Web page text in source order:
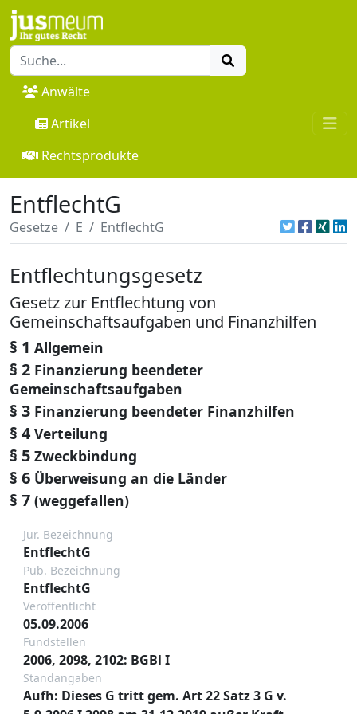
Anwälte
Artikel
Rechtsprodukte
EntflechtG
Gesetze E EntflechtG
Entflechtungsgesetz
Gesetz zur Entflechtung von
Gemeinschaftsaufgaben und Finanzhilfen
§ 1 Allgemein
§ 2 Finanzierung beendeter
Gemeinschaftsaufgaben
§ 3 Finanzierung beendeter Finanzhilfen
§ 4 Verteilung
§ 5 Zweckbindung
§ 6 Überweisung an die Länder
§ 7 (weggefallen)
Jur. Bezeichnung
EntflechtG
Pub. Bezeichnung
EntflechtG
Veröffentlicht
05.09.2006
Fundstellen
2006, 2098, 2102: BGBl I
Standangaben
Aufh: Dieses G tritt gem. Art 22 Satz 3 G v.